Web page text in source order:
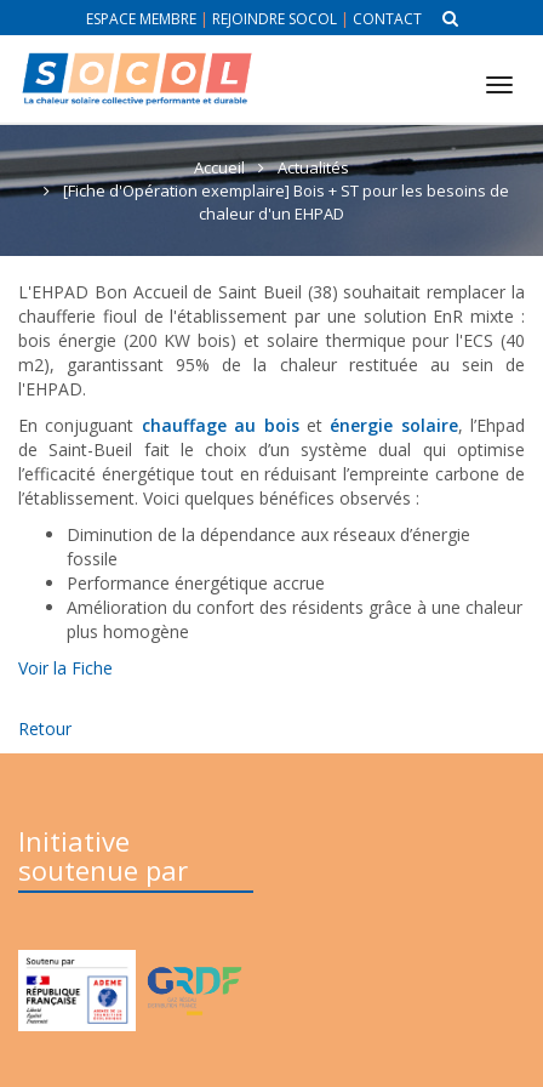
ESPACE MEMBRE| REJOINDRE SOCOL| CONTACT
Accueil
Actualités
[Fiche d'Opération exemplaire] Bois + ST pour les besoins de
chaleur d'un EHPAD
L'EHPAD Bon Accueil de Saint Bueil (38) souhaitait remplacer la
chaufferie fioul de l'établissement par une solution EnR mixte :
bois énergie (200 KW bois) et solaire thermique pour l'ECS (40
m2), garantissant 95% de la chaleur restituée au sein de
l'EHPAD.
En conjuguant chauffage au boiset énergie solaire, l’Ehpad
de Saint-Bueil fait le choix d’un système dual qui optimise
l’efficacité énergétique tout en réduisant l’empreinte carbone de
l’établissement. Voici quelques bénéfices observés :
Diminution de la dépendance aux réseaux d’énergie
fossile
Performance énergétique accrue
Amélioration du confort des résidents grâce à une chaleur
plus homogène
Voir la Fiche
Retour
Initiative
soutenue par